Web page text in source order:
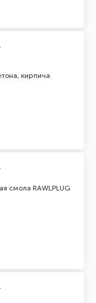
кирпича
смола RAWLPLUG